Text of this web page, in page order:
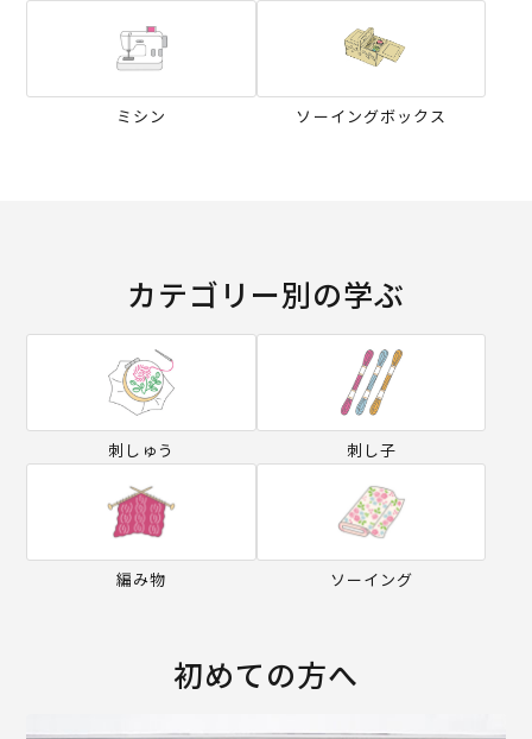
ミシン ソーイングボックス
カテゴリー別の学ぶ
刺しゅう 刺し子
編み物 ソーイング
初めての方へ